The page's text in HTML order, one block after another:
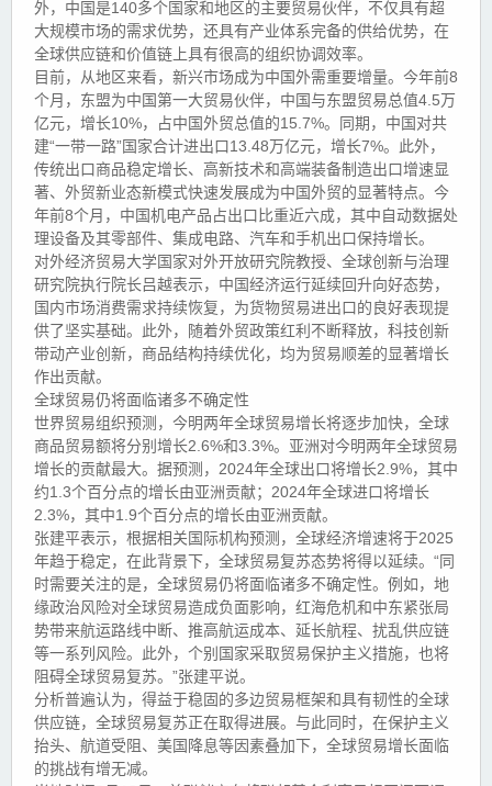
外，中国是140多个国家和地区的主要贸易伙伴，不仅具有超
大规模市场的需求优势，还具有产业体系完备的供给优势，在
全球供应链和价值链上具有很高的组织协调效率。
目前，从地区来看，新兴市场成为中国外需重要增量。今年前8
个月，东盟为中国第一大贸易伙伴，中国与东盟贸易总值4.5万
亿元，增长10%，占中国外贸总值的15.7%。同期，中国对共
建“一带一路”国家合计进出口13.48万亿元，增长7%。此外，
传统出口商品稳定增长、高新技术和高端装备制造出口增速显
著、外贸新业态新模式快速发展成为中国外贸的显著特点。今
年前8个月，中国机电产品占出口比重近六成，其中自动数据处
理设备及其零部件、集成电路、汽车和手机出口保持增长。
对外经济贸易大学国家对外开放研究院教授、全球创新与治理
研究院执行院长吕越表示，中国经济运行延续回升向好态势，
国内市场消费需求持续恢复，为货物贸易进出口的良好表现提
供了坚实基础。此外，随着外贸政策红利不断释放，科技创新
带动产业创新，商品结构持续优化，均为贸易顺差的显著增长
作出贡献。
全球贸易仍将面临诸多不确定性
世界贸易组织预测，今明两年全球贸易增长将逐步加快，全球
商品贸易额将分别增长2.6%和3.3%。亚洲对今明两年全球贸易
增长的贡献最大。据预测，2024年全球出口将增长2.9%，其中
约1.3个百分点的增长由亚洲贡献；2024年全球进口将增长
2.3%，其中1.9个百分点的增长由亚洲贡献。
张建平表示，根据相关国际机构预测，全球经济增速将于2025
年趋于稳定，在此背景下，全球贸易复苏态势将得以延续。“同
时需要关注的是，全球贸易仍将面临诸多不确定性。例如，地
缘政治风险对全球贸易造成负面影响，红海危机和中东紧张局
势带来航运路线中断、推高航运成本、延长航程、扰乱供应链
等一系列风险。此外，个别国家采取贸易保护主义措施，也将
阻碍全球贸易复苏。”张建平说。
分析普遍认为，得益于稳固的多边贸易框架和具有韧性的全球
供应链，全球贸易复苏正在取得进展。与此同时，在保护主义
抬头、航道受阻、美国降息等因素叠加下，全球贸易增长面临
的挑战有增无减。